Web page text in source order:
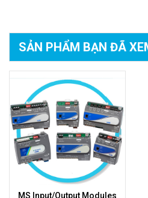
SẢN PHẨM BẠN ĐÃ
MS Input/Output Modules